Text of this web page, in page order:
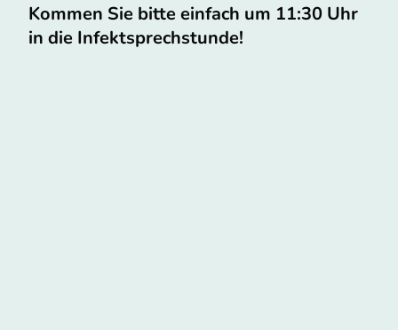
Kommen Sie bitte einfach um 11:30 Uhr
in die Infektsprechstunde!